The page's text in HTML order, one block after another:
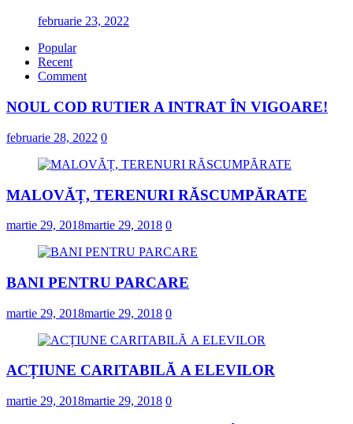
februarie 23, 2022
Popular
Recent
Comment
NOUL COD RUTIER A INTRAT ÎN VIGOARE!
februarie 28, 2022 0
MALOVĂȚ, TERENURI RĂSCUMPĂRATE
martie 29, 2018martie 29, 2018 0
BANI PENTRU PARCARE
martie 29, 2018martie 29, 2018 0
ACȚIUNE CARITABILĂ A ELEVILOR
martie 29, 2018martie 29, 2018 0